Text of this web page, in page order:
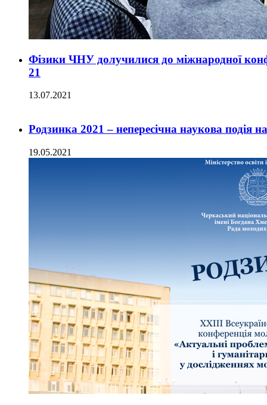
Фізики ЧНУ долучилися до міжнародної
21
13.07.2021
Родзинка 2021 – непересічна наукова подія
19.05.2021